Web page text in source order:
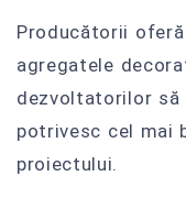
Producătorii
agregatele
dezvoltatorilor să
potrivesc cel mai
proiectului.